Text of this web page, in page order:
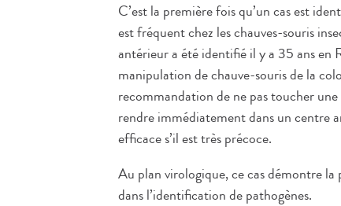
C’est la première fois qu’un cas est
est fréquent chez les chauves-souris
antérieur a été identifié il y a 35 ans en
manipulation de chauve-souris de la
recommandation de ne pas toucher
rendre immédiatement dans un centre
efficace s’il est très précoce.
Au plan virologique, ce cas démontre la
dans l’identification de pathogènes.